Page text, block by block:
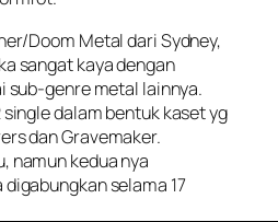
Doom Metal dari Sydney,
sangat kaya dengan
sub-genre metal lainnya.
dalam bentuk kaset yg
dan Gravemaker.
namun kedua nya
selama 17